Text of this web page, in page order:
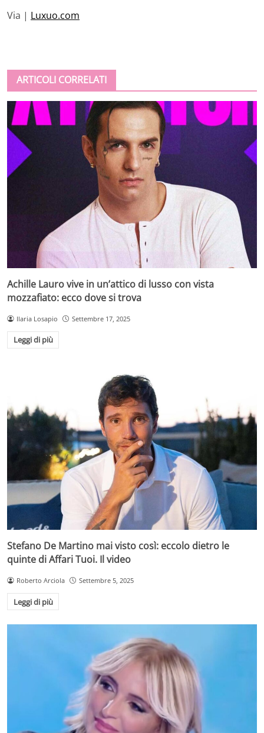
Via | Luxuo.com
ARTICOLI CORRELATI
Achille Lauro vive in un’attico di lusso con vista
mozzafiato: ecco dove si trova
Ilaria Losapio Settembre 17, 2025
Leggi di più
Stefano De Martino mai visto così: eccolo dietro le
quinte di Affari Tuoi. Il video
Roberto Arciola Settembre 5, 2025
Leggi di più